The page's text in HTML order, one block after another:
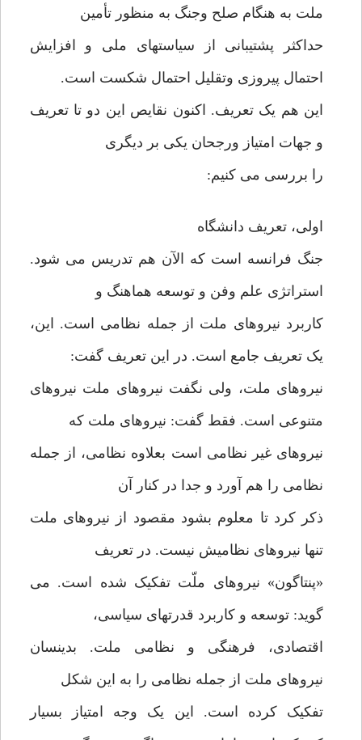
ملت به هنگام صلح وجنگ به منظور تأمین
حداکثر پشتیبانی از سیاستهای ملی و افزایش
احتمال پیروزی وتقلیل احتمال شکست است.
این هم یک تعریف. اکنون نقایص این دو تا تعریف
و جهات امتیاز ورجحان یکی بر دیگری
را بررسی می کنیم:
اولی، تعریف دانشگاه
جنگ فرانسه است که الآن هم تدریس می شود.
استراتژی علم وفن و توسعه هماهنگ و
کاربرد نیروهای ملت از جمله نظامی است. این،
یک تعریف جامع است. در این تعریف گفت:
نیروهای ملت، ولی نگفت نیروهای ملت نیروهای
متنوعی است. فقط گفت: نیروهای ملت که
نیروهای غیر نظامی است بعلاوه نظامی، از جمله
نظامی را هم آورد و جدا در کنار آن
ذکر کرد تا معلوم بشود مقصود از نیروهای ملت
تنها نیروهای نظامیش نیست. در تعریف
«پنتاگون» نیروهای ملّت تفکیک شده است. می
گوید: توسعه و کاربرد قدرتهای سیاسی،
اقتصادی، فرهنگی و نظامی ملت. بدینسان
نیروهای ملت از جمله نظامی را به این شکل
تفکیک کرده است. این یک وجه امتیاز بسیار